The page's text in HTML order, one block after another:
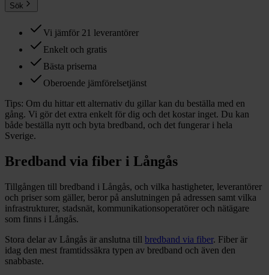
Sök
Vi jämför 21 leverantörer
Enkelt och gratis
Bästa priserna
Oberoende jämförelsetjänst
Tips: Om du hittar ett alternativ du gillar kan du beställa med en
gång. Vi gör det extra enkelt för dig och det kostar inget. Du kan
både beställa nytt och byta bredband, och det fungerar i hela
Sverige.
Bredband via fiber i Långås
Tillgången till bredband i Långås, och vilka hastigheter, leverantörer
och priser som gäller, beror på anslutningen på adressen samt vilka
infrastrukturer, stadsnät, kommunikationsoperatörer och nätägare
som finns i Långås.
Stora delar av Långås är anslutna till bredband via fiber. Fiber är
idag den mest framtidssäkra typen av bredband och även den
snabbaste.